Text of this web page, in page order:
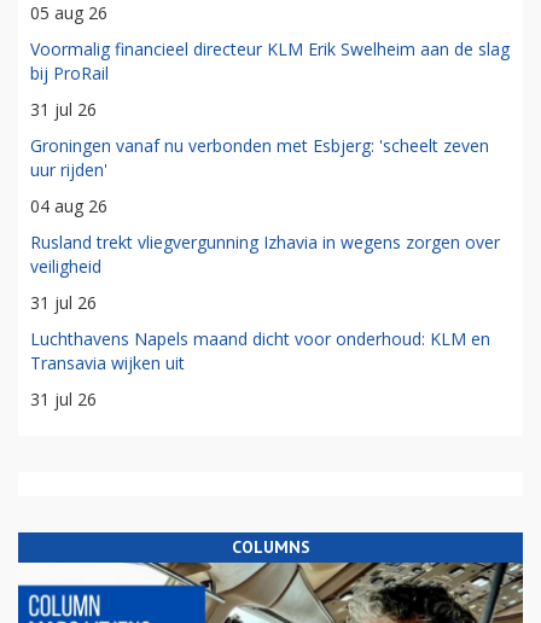
05 aug 26
Voormalig financieel directeur KLM Erik Swelheim aan de slag
bij ProRail
31 jul 26
Groningen vanaf nu verbonden met Esbjerg: 'scheelt zeven
uur rijden'
04 aug 26
Rusland trekt vliegvergunning Izhavia in wegens zorgen over
veiligheid
31 jul 26
Luchthavens Napels maand dicht voor onderhoud: KLM en
Transavia wijken uit
31 jul 26
COLUMNS